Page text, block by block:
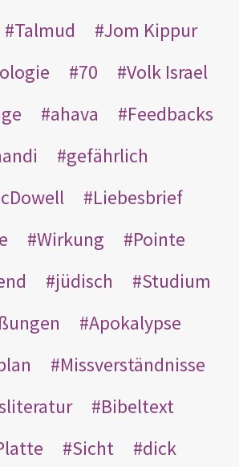
Talmud
Jom Kippur
70
Volk Israel
ahava
Feedbacks
gefährlich
Liebesbrief
Wirkung
Pointe
jüdisch
Studium
Apokalypse
Missverständnisse
Bibeltext
Sicht
dick